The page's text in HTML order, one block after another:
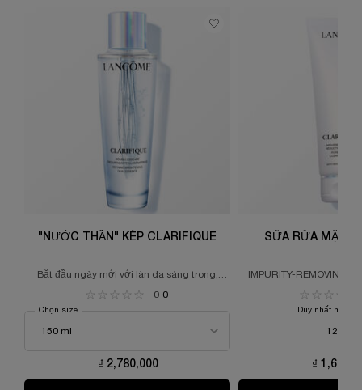
"NƯỚC THẦN" KÉP CLARIFIQUE
Bắt đầu ngày mới với làn da sáng trong,
0 0
Chọn size
₫ 2,780,000
SỮA RỬA MẶT
IMPURITY-REMOVING &
Duy nhất một
125 ml
₫